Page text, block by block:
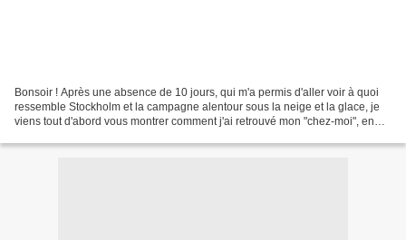
Bonsoir ! Après une absence de 10 jours, qui m'a permis d'aller voir à quoi
ressemble Stockholm et la campagne alentour sous la neige et la glace, je
viens tout d'abord vous montrer comment j'ai retrouvé mon "chez-moi", en